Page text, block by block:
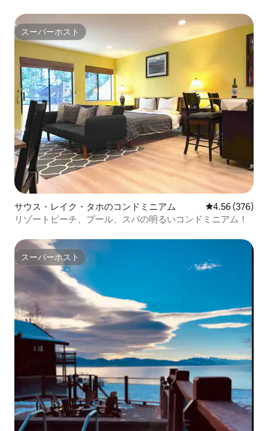
スーパーホスト
スーパーホスト
サウス・レイク・タホのコンドミニアム レビュー376
4.56 (376)
リゾートビーチ、プール、スパの明るいコンドミニアム！
スーパーホスト
スーパーホスト